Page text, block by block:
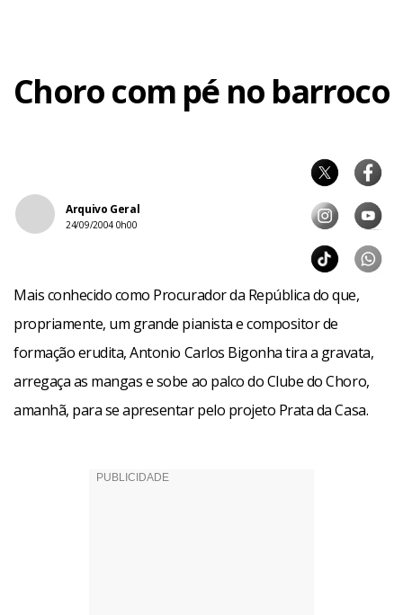
Choro com pé no barroco
Arquivo Geral
24/09/2004 0h00
Mais conhecido como Procurador da República do que,
propriamente, um grande pianista e compositor de
formação erudita, Antonio Carlos Bigonha tira a gravata,
arregaça as mangas e sobe ao palco do Clube do Choro,
amanhã, para se apresentar pelo projeto Prata da Casa.